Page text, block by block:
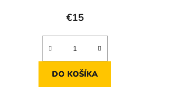
€15
DO KOŠÍKA